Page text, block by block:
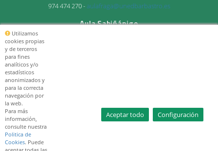
974 474 270 -aulafraga@unedbarbastro.es
Aula Sabiñánigo
Utilizamos
cookies propias
y de terceros
para fines
analíticos y/o
estadísticos
anonimizados y
para la correcta
navegación por
la web.
Para más
información,
consulte nuestra
Politica de
Cookies. Puede
Aceptar todo Configuración